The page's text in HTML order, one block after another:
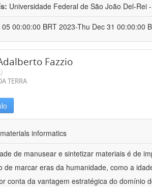
Universidade Federal de São João Del-Rei
05 00:00:00 BRT 2023-Thu Dec 31 00:00:00
Fazzio
TERRA
materials informatics
de manusear e sintetizar materiais é de
de marcar eras da humanidade, como a
conta da vantagem estratégica do domínio